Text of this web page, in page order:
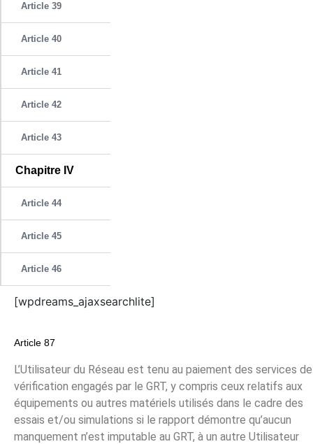
Article 39
Article 40
Article 41
Article 42
Article 43
Chapitre IV
Article 44
Article 45
Article 46
[wpdreams_ajaxsearchlite]
Article 87
L’Utilisateur du Réseau est tenu au paiement des services de
vérification engagés par le GRT, y compris ceux relatifs aux
équipements ou autres matériels utilisés dans le cadre des
essais et/ou simulations si le rapport démontre qu’aucun
manquement n’est imputable au GRT, à un autre Utilisateur